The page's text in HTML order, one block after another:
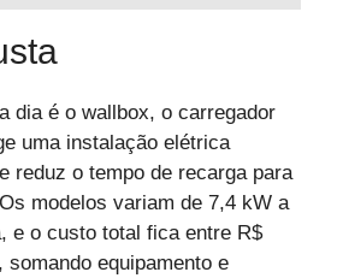
dia é o wallbox, o carregador
uma instalação elétrica
reduz o tempo de recarga para
modelos variam de 7,4 kW a
e o custo total fica entre R$
somando equipamento e